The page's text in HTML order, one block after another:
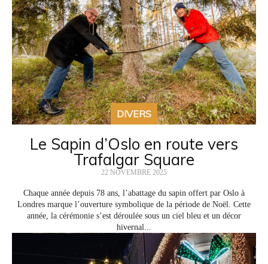
DIVERS
Le Sapin d’Oslo en route vers
Trafalgar Square
22 NOVEMBRE 2025
Chaque année depuis 78 ans, l’abattage du sapin offert par Oslo à
Londres marque l’ouverture symbolique de la période de Noël. Cette
année, la cérémonie s’est déroulée sous un ciel bleu et un décor
hivernal...